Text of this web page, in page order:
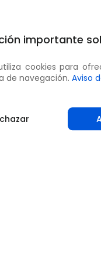
importante
cookies para
de navegación. Aviso